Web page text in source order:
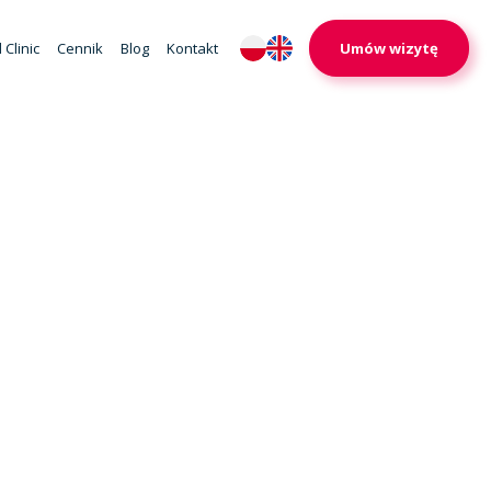
Clinic Cennik Blog Kontakt Umów wizytę